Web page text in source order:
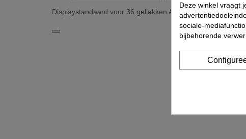
Displaystandaard voor 36 gellakken Afbeeldingen
Deze winkel vraagt
sociale-
bijbehorende